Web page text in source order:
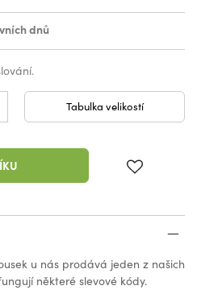
dnů
Tabulka velikostí
u nás prodává jeden z našich
některé slevové kódy.